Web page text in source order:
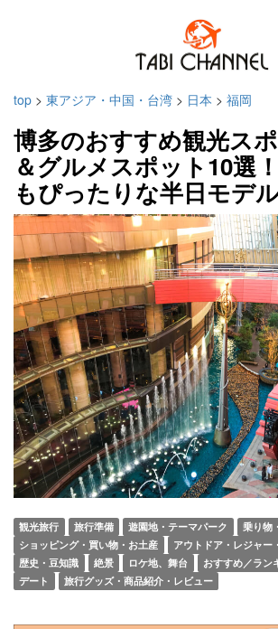
top > 東アジア・中国・台湾 > 日本 > 福岡
博多のおすすめ観光ス
＆グルメスポット10選
もぴったりな半日モデ
観光旅行 旅行準備 遊園地・テーマパーク
乗り物
ショッピング・買い物・お土産
アウトドア・レジャー
歴史・豆知識
絶景 ロケ地、舞台 おすすめ／ラン
デート
旅行グッズ・商品紹介・レビュー